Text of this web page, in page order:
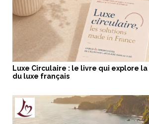
Luxe Circulaire : le livre qui explore
du luxe français